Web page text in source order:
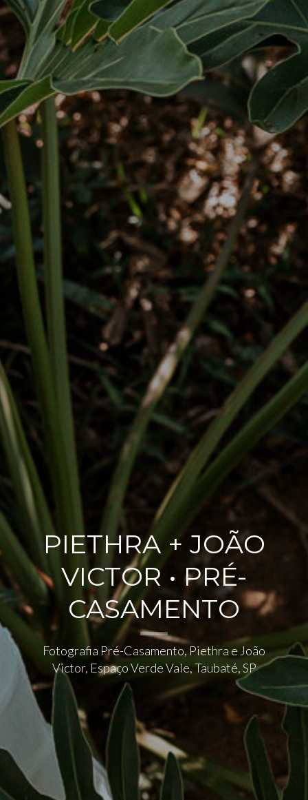
PIETHRA + JOÃO
VICTOR • PRÉ-
CASAMENTO
Fotografia Pré-Casamento, Piethra e João
Victor, Espaço Verde Vale, Taubaté, SP